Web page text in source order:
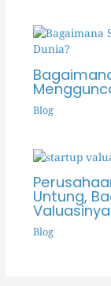
Blog
Untung,
Blog